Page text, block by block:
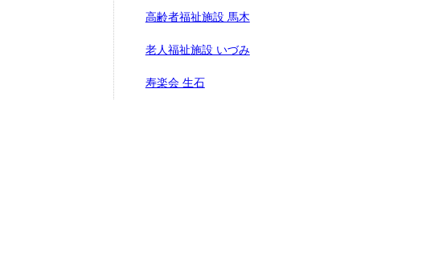
高齢者福祉施設 馬木
老人福祉施設 いづみ
寿楽会 生石